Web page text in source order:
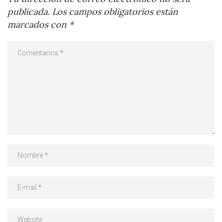
publicada. Los campos obligatorios están
marcados con *